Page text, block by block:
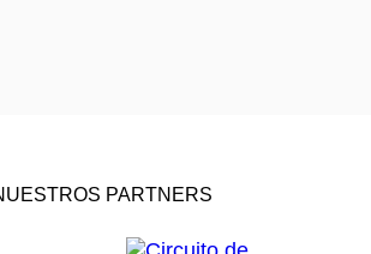
PARTNERS